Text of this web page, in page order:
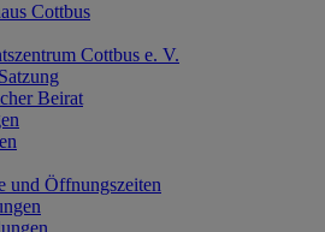
Cottbus
Cottbus e. V.
Beirat
und Öffnungszeiten